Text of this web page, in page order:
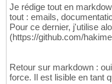
Je rédige tout en
tout : emails,
Pour ce dernier, j'utilise
(https://github.com/
Retour sur markdown :
force. Il est lisible en tant